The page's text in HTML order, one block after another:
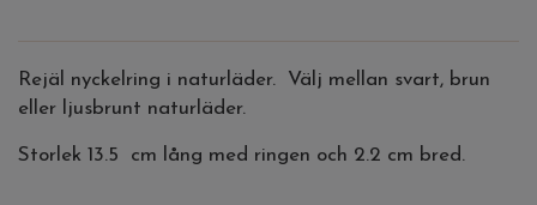
Rejäl nyckelring i naturläder. Välj mellan svart, brun
eller ljusbrunt naturläder.
Storlek 13.5 cm lång med ringen och 2.2 cm bred.